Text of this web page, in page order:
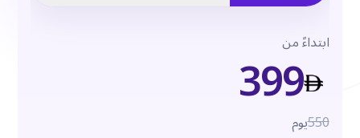
ابتداءً من399550يوم